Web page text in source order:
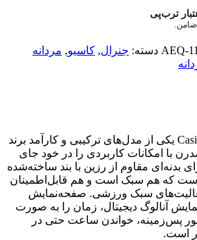
ترب‌پی
AEQ- دسته: جنرال, کاسیو, مردانه
ساعت Casio AEQ-110W-2A یکی از مدل‌های ترکیبی و کارآمد برند
با امکانات کاربردی را در خود جای
بدنه‌ای مقاوم از رزین با بند ساخته‌شده
است که هم سبک است و هم قابل‌اطمینان
فعالیت‌های سبک ورزشی. صفحه‌نمایش
آنالوگ دیجیتال، زمان را به صورت
پس‌زمینه، خواندن ساعت حتی در
است.